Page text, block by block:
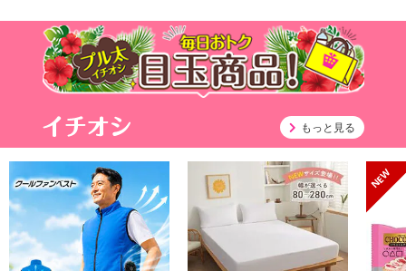
もっと見る
参考価格
21,254円 5,146円
参考価格
オープン
18,134円
参考価格
オープン
もっと見る